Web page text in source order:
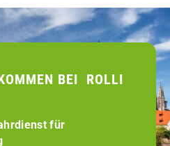
BEI ROLLI
für